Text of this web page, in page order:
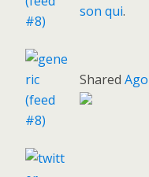
son qui.
Shared